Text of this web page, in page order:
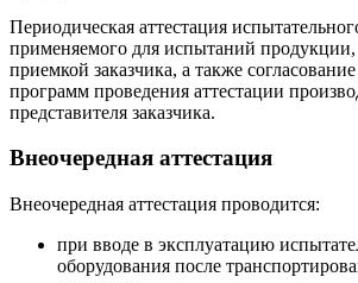
Периодическая аттестация
при­меняемого для испытаний продукции,
приемкой заказчика, а также
программ про­ведения аттестации
представителя за­казчика.
Внеочередная аттестация
Внеочередная аттестация проводится:
при вводе в эксплуатацию
оборудования после